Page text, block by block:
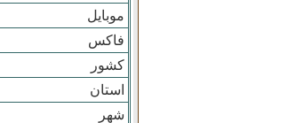
موبایل
فاکس
کشور
استان
شهر